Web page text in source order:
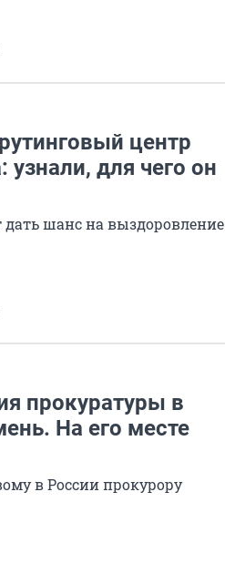
центр
узнали, для чего он
дать шанс на выздоровление
прокуратуры в
На его месте
в России прокурору